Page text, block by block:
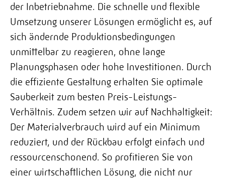
der Inbetriebnahme. Die schnelle und flexible
Umsetzung unserer Lösungen ermöglicht es, auf
sich ändernde Produktionsbedingungen
unmittelbar zu reagieren, ohne lange
Planungsphasen oder hohe Investitionen. Durch
die effiziente Gestaltung erhalten Sie optimale
Sauberkeit zum besten Preis-Leistungs-
Verhältnis. Zudem setzen wir auf Nachhaltigkeit:
Der Materialverbrauch wird auf ein Minimum
reduziert, und der Rückbau erfolgt einfach und
ressourcenschonend. So profitieren Sie von
einer wirtschaftlichen Lösung, die nicht nur